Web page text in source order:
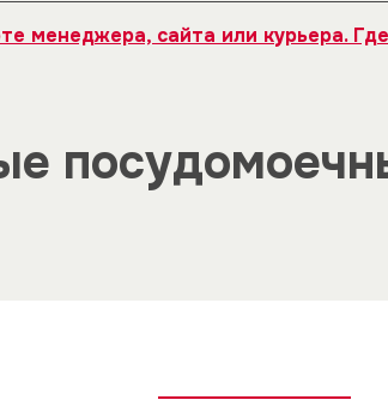
до пяти звёзд. Все отзывы о
менеджера, сайта или курьера.